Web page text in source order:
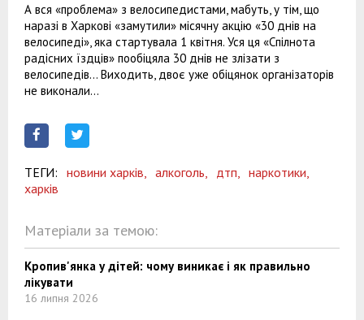
А вся «проблема» з велосипедистами, мабуть, у тім, що
наразі в Харкові «замутили» місячну акцію «30 днів на
велосипеді», яка стартувала 1 квітня. Уся ця «Спілнота
радісних їздців» пообіцяла 30 днів не злізати з
велосипедів... Виходить, двоє уже обіцянок організаторів
не виконали...
ТЕГИ: новини харків, алкоголь, дтп,
наркотики,
харків
Матеріали за темою:
Кропив'янка у дітей: чому виникає і як правильно
лікувати
16 липня 2026